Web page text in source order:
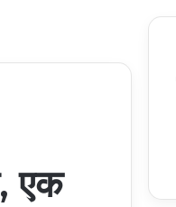
एक